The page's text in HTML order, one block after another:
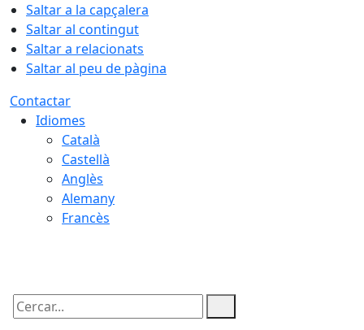
Saltar a la capçalera
Saltar al contingut
Saltar a relacionats
Saltar al peu de pàgina
Contactar
Idiomes
Català
Castellà
Anglès
Alemany
Francès
Cercar: